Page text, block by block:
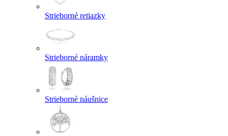
Strieborné retiazky
Strieborné náramky
Strieborné náušnice